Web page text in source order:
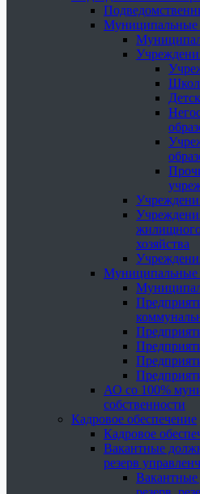
Муниципальные
хозяйства
Муниципальные
АО со 100%
собственности
Кадровое обеспечение
Кадровое
Вакантные
резерв